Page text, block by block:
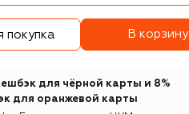
покупка В корзину
для чёрной карты и 8%
для оранжевой карты